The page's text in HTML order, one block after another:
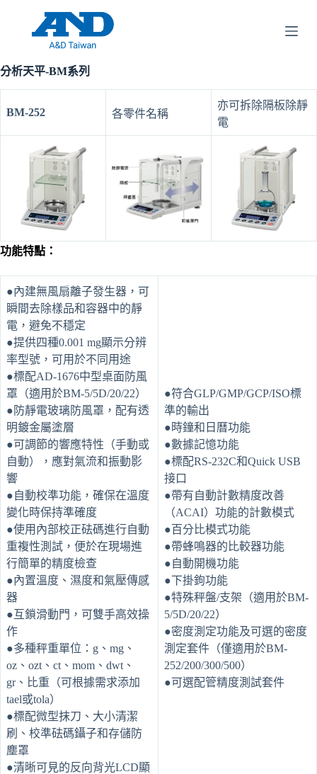
要
分析天平-BM系列
BM-252 各零件名稱
亦可拆除隔板除靜
電
功能特點：
●內建無風扇離子發生器，可
瞬間去除樣品和容器中的靜
電，避免不穩定
●提供四種0.001 mg顯示分辨
率型號，可用於不同用途
●標配AD-1676中型桌面防風
罩（適用於BM-5/5D/20/22）
●防靜電玻璃防風罩，配有透
明鍍金屬塗層
●可調節的響應特性（手動或
自動），應對氣流和振動影
響
●自動校準功能，確保在溫度
變化時保持準確度
●使用內部校正砝碼進行自動
重複性測試，便於在現場進
行簡單的精度檢查
●內置溫度、濕度和氣壓傳感
器
●互鎖滑動門，可雙手高效操
作
●多種秤重單位：g、mg、
oz、ozt、ct、mom、dwt、
gr、比重（可根據需求添加
tael或tola）
●標配微型抹刀、大小清潔
刷、校準砝碼鑷子和存儲防
塵罩
●清晰可見的反向背光LCD顯
●符合GLP/GMP/GCP/ISO標
準的輸出
●時鐘和日曆功能
●數據記憶功能
●標配RS-232C和Quick USB
接口
●帶有自動計數精度改善
（ACAI）功能的計數模式
●百分比模式功能
●帶蜂鳴器的比較器功能
●自動開機功能
●下掛鉤功能
●特殊秤盤/支架（適用於BM-
5/5D/20/22）
●密度測定功能及可選的密度
測定套件（僅適用於BM-
252/200/300/500）
●可選配管精度測試套件